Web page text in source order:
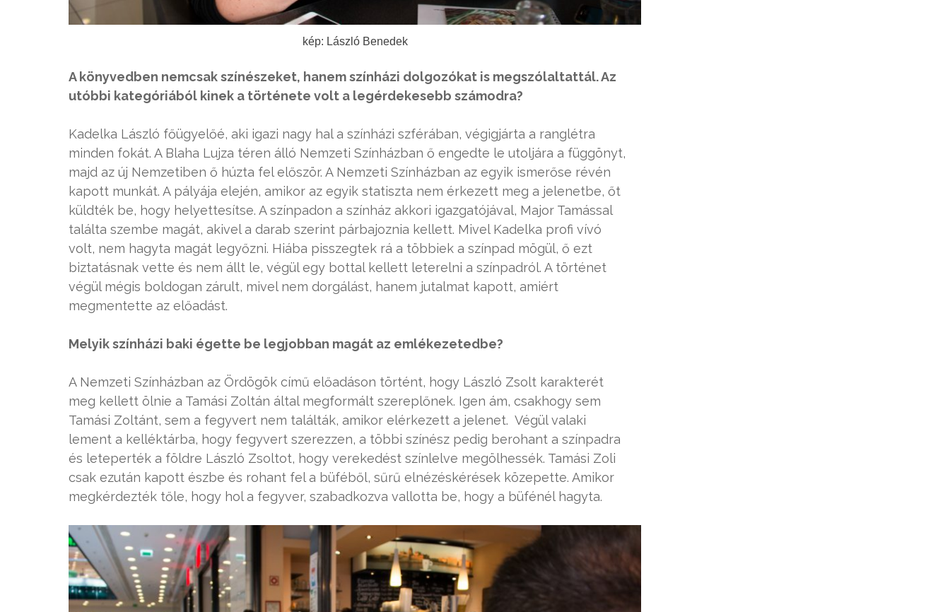
kép: László Benedek
A könyvedben nemcsak színészeket, hanem színházi dolgozókat is megszólaltattál. Az
utóbbi kategóriából kinek a története volt a legérdekesebb számodra?
Kadelka László főügyelőé, aki igazi nagy hal a színházi szférában, végigjárta a ranglétra
minden fokát. A Blaha Lujza téren álló Nemzeti Színházban ő engedte le utoljára a függönyt,
majd az új Nemzetiben ő húzta fel először. A Nemzeti Színházban az egyik ismerőse révén
kapott munkát. A pályája elején, amikor az egyik statiszta nem érkezett meg a jelenetbe, őt
küldték be, hogy helyettesítse. A színpadon a színház akkori igazgatójával, Major Tamással
találta szembe magát, akivel a darab szerint párbajoznia kellett. Mivel Kadelka profi vívó
volt, nem hagyta magát legyőzni. Hiába pisszegtek rá a többiek a színpad mögül, ő ezt
biztatásnak vette és nem állt le, végül egy bottal kellett leterelni a színpadról. A történet
végül mégis boldogan zárult, mivel nem dorgálást, hanem jutalmat kapott, amiért
megmentette az előadást.
Melyik színházi baki égette be legjobban magát az emlékezetedbe?
A Nemzeti Színházban az Ördögök című előadáson történt, hogy László Zsolt karakterét
meg kellett ölnie a Tamási Zoltán által megformált szereplőnek. Igen ám, csakhogy sem
Tamási Zoltánt, sem a fegyvert nem találták, amikor elérkezett a jelenet. Végül valaki
lement a kelléktárba, hogy fegyvert szerezzen, a többi színész pedig berohant a színpadra
és leteperték a földre László Zsoltot, hogy verekedést színlelve megölhessék. Tamási Zoli
csak ezután kapott észbe és rohant fel a büféből, sűrű elnézéskérések közepette. Amikor
megkérdezték tőle, hogy hol a fegyver, szabadkozva vallotta be, hogy a büfénél hagyta.